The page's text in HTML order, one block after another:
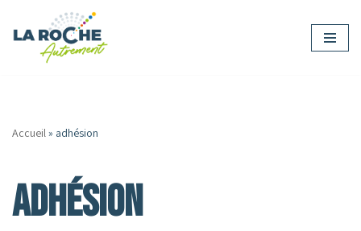
Aller
Accueil» adhésion
adhésion